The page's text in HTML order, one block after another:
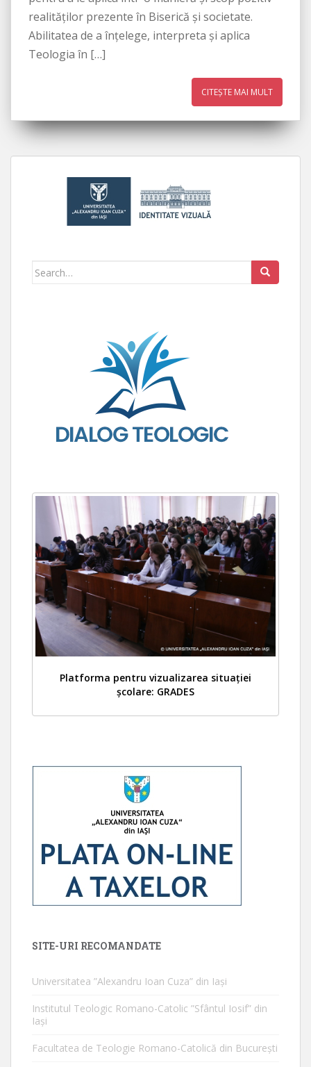
realităţilor prezente în Biserică şi societate.
Abilitatea de a înţelege, interpreta şi aplica
Teologia în […]
CITEȘTE MAI MULT
Search for:
Platforma pentru vizualizarea situației
școlare: GRADES
SITE-URI RECOMANDATE
Universitatea ”Alexandru Ioan Cuza” din Iaşi
Institutul Teologic Romano-Catolic ”Sfântul Iosif” din
Iaşi
Facultatea de Teologie Romano-Catolică din Bucureşti